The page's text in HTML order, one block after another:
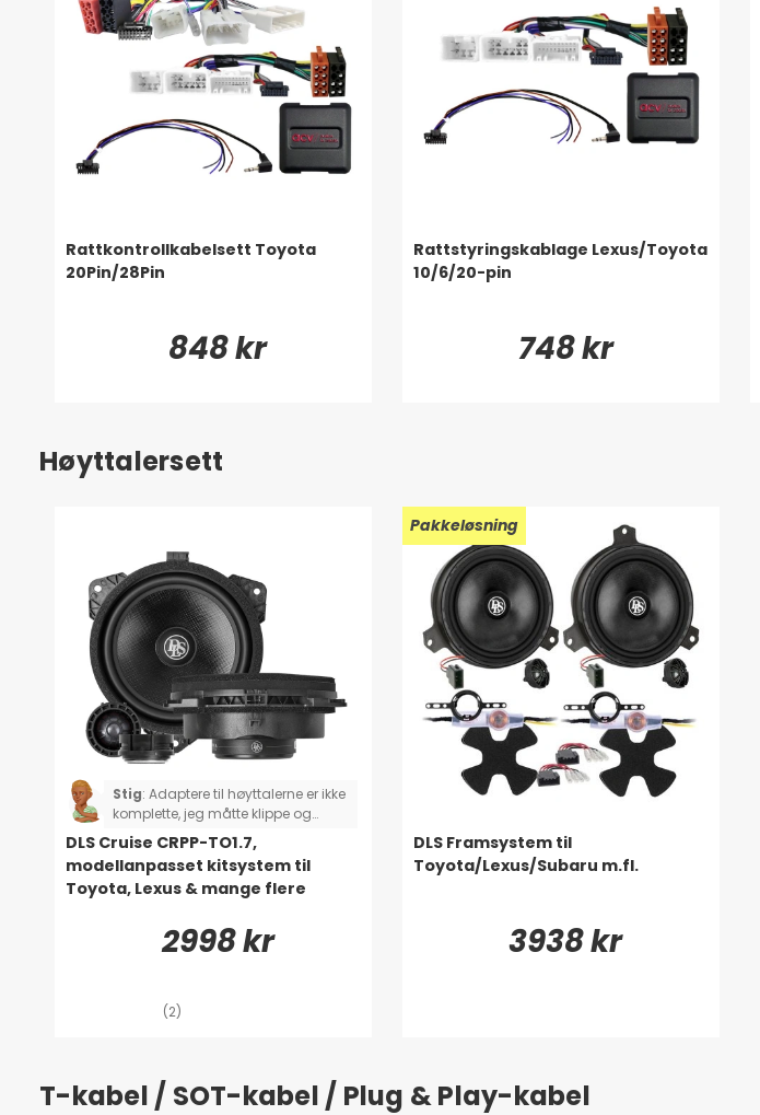
Rattkontrollkabelsett Toyota
20Pin/28Pin
848 kr
Rattstyringskablage Lexus/Toyota
10/6/20-pin
748 kr
Høyttalersett
Stig: Adaptere til høyttalerne er ikke
komplette, jeg måtte klippe og
lodde to av høyttalerne. Gjelder
Toyota Rav4.
DLS Cruise CRPP-TO1.7,
modellanpasset kitsystem til
Toyota, Lexus & mange flere
2998 kr
(2)
Pakkeløsning
DLS Framsystem til
Toyota/Lexus/Subaru m.fl.
3938 kr
T-kabel / SOT-kabel / Plug & Play-kabel